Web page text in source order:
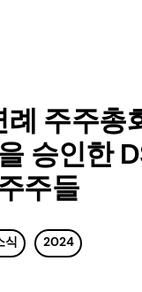
주주총
승인한
주들
식 2024